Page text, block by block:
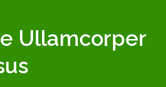
Ullamcorper